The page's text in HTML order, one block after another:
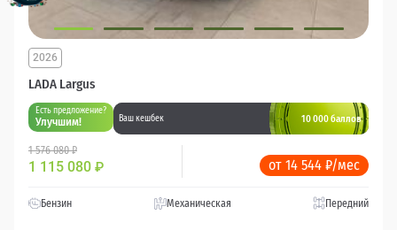
LADA Largus
2026
Есть предложение?
Улучшим! Ваш кешбек 10 000 баллов
1 576 080 ₽
1 115 080 ₽ от 14 544 ₽/мес
Бензин Механическая Передний